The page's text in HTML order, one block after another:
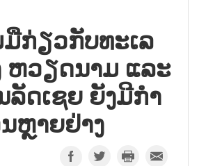
ກ່ຽວ​ກັບ​ທະ​ເລ​
ຫວຽດ​ນາມ ແລະ
ດ​ເຊຍ ຍັງ​ມີ​ກຳ​
ຫຼາຍ​ຢ່າງ